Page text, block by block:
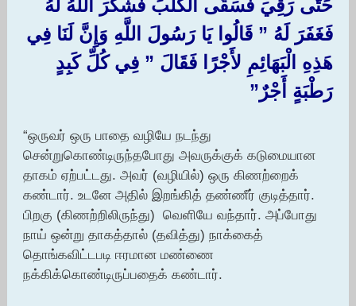
حَتَّى رَقِيَ فَسَقَى الْكَلْبَ فَشَكَرَ اللَّهُ لَهُ
فَغَفَرَ لَهُ ‏” قَالُوا يَا رَسُولَ اللَّهِ وَإِنَّ لَنَا فِي
هَذِهِ الْبَهَائِمِ لأَجْرًا فَقَالَ ‏”‏ فِي كُلِّ كَبِدٍ
رَطْبَةٍ أَجْرٌ”‏
“ஒருவர் ஒரு பாதை வழியே நடந்து
சென்றுகொண்டிருந்தபோது அவருக்குக் கடுமையான
தாகம் ஏற்பட்டது. அவர் (வழியில்) ஒரு கிணற்றைக்
கண்டார். உடனே அதில் இறங்கித் தண்ணீர் குடித்தார்.
பிறகு (கிணற்றிலிருந்து) வெளியே வந்தார். அப்போது
நாய் ஒன்று தாகத்தால் (தவித்து) நாக்கைத்
தொங்கவிட்டபடி ஈரமான மண்ணை
நக்கிக்கொண்டிருப்பதைக் கண்டார்.